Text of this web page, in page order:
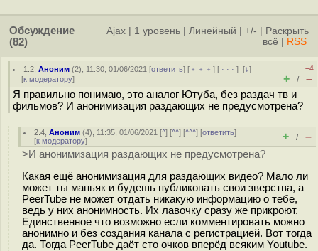
Обсуждение
(82)
Ajax 1 уровень Линейный +/-
Раскрыть
всё
RSS
1.2 ,Аноним (2), 11:30, 01/06/2021 [ответить] [ ﹢﹢﹢] [ · · ·][↓]
[к модератору]
–4
+ / –
Я правильно понимаю, это аналог Ютуба, без раздач тв и
фильмов? И анонимизация раздающих не предусмотрена?
2.4 ,Аноним (4), 11:35, 01/06/2021 [^] [^^] [^^^] [ответить]
[к модератору] + / –
>И анонимизация раздающих не предусмотрена?
Какая ещё анонимизация для раздающих видео? Мало ли
может ты маньяк и будешь публиковать свои зверства, а
PeerTube не может отдать никакую информацию о тебе,
ведь у них анонимность. Их лавочку сразу же прикроют.
Единственное что возможно если комментировать можно
анонимно и без создания канала с регистрацией. Вот тогда
да. Тогда PeerTube даёт сто очков вперёд всяким Youtube.